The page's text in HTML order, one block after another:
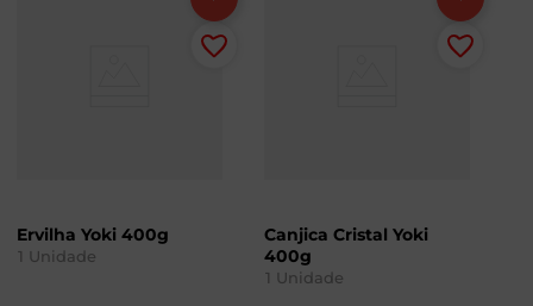
Ervilha Yoki 400g
1 Unidade
Canjica Cristal Yoki
400g
1 Unidade